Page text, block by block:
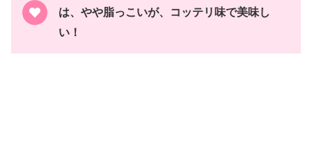
は、やや脂っこいが、コッテリ味で美味し
い！